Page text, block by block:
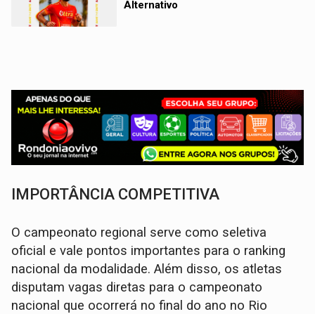
Alternativo
IMPORTÂNCIA COMPETITIVA
O campeonato regional serve como seletiva
oficial e vale pontos importantes para o ranking
nacional da modalidade. Além disso, os atletas
disputam vagas diretas para o campeonato
nacional que ocorrerá no final do ano no Rio